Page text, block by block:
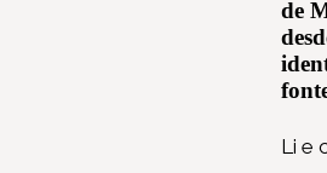
de
Li e